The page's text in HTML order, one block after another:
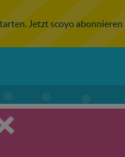
Jetzt scoyo